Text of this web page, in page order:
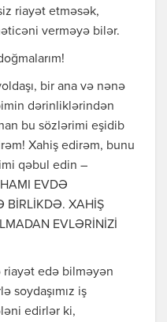
riayət etməsək,
verməyə bilər.
bir ana və nənə
dərinliklərindən
bu sözlərimi eşidib
Xahiş edirəm, bunu
qəbul edin –
EVDƏ
BİRLİKDƏ. XAHİŞ
EVLƏRİNİZİ
riayət edə bilməyən
soydaşımız iş
edirlər ki,